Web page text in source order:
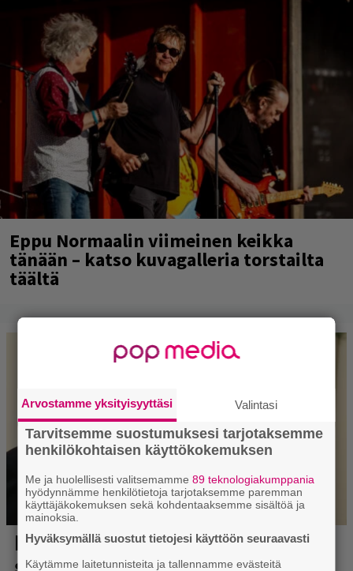
Eppu Normaalin viimeinen keikka
tänään – katso kuvagalleria torstailta
täältä
Arvostamme yksityisyyttäsi Valintasi
Tarvitsemme suostumuksesi tarjotaksemme
henkilökohtaisen käyttökokemuksen
Me ja huolellisesti valitsemamme89 teknologiakumppania
hyödynnämme henkilötietoja tarjotaksemme paremman
käyttäjäkokemuksen sekä kohdentaaksemme sisältöä ja
mainoksia.
Hyväksymällä suostut tietojesi käyttöön seuraavasti
Käytämme laitetunnisteita ja tallennamme evästeitä